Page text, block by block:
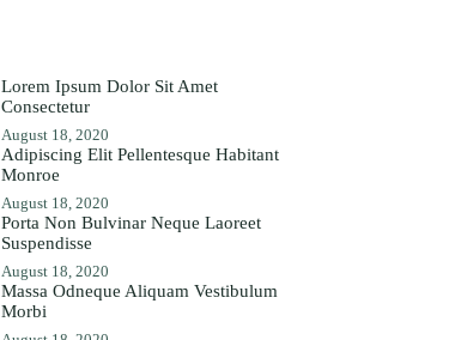
Lorem Ipsum Dolor Sit Amet
Consectetur
August 18, 2020
Adipiscing Elit Pellentesque Habitant
Monroe
August 18, 2020
Porta Non Bulvinar Neque Laoreet
Suspendisse
August 18, 2020
Massa Odneque Aliquam Vestibulum
Morbi